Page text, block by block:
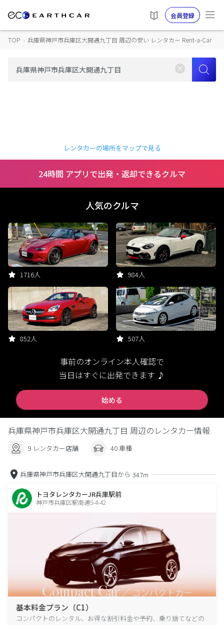
会員登録
TOP › 兵庫県神戸市兵庫区大開通九丁目 周辺の安い レンタカー Rent-a-Car
レンタカーの場所をマップで見る
24時間 アプリで出発・返却できるクルマ
人気のクルマ
1716人 984人
852人 507人
事前のオンライン本人確認で
当日はすぐに出発できます ♪
始める
兵庫県神戸市兵庫区大開通九丁目 周辺のレンタカー情報
9 レンタカー店舗 40 車種
兵庫県神戸市兵庫区大開通九丁目から 347m
トヨタレンタカーJR兵庫駅前
神戸市兵庫区駅南通5-4-42
基本料金プラン（C1）
コンパクトのレンタル、お得な割引料金や予約、乗り捨てなどの